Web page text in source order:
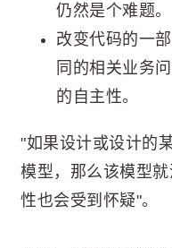
仍然是个难题。
改变代码的一
同的相关业务
的自主性。
"如果设计或设计的
模型，那么该模型
性也会受到怀疑"。